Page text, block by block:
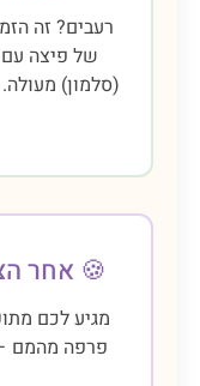
רעבים? זה
של פיצה
(סלמון)
🍪 אחר
מגיע לכם
פרפה מהמם